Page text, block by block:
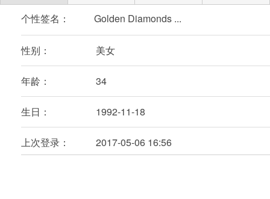
个性签名：
Golden Diamonds ...
性别： 美女
年龄： 34
生日： 1992-11-18
上次登录： 2017-05-06 16:56